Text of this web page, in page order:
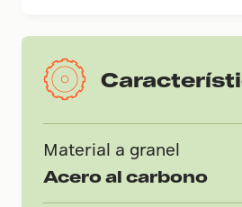
Material a granel
Acero al carbono